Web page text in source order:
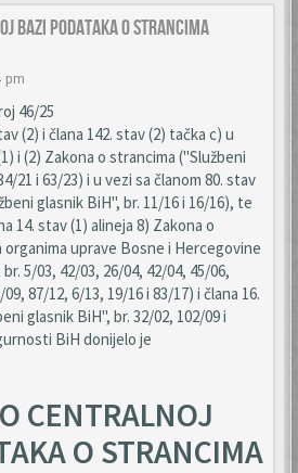
BAZI PODATAKA O STRANCIMA
pm
46/25
(2) i člana 142. stav (2) tačka c) u
i (2) Zakona o strancima ("Službeni
21 i 63/23) i u vezi sa članom 80. stav
glasnik BiH", br. 11/16 i 16/16), te
14. stav (1) alineja 8) Zakona o
uprave Bosne i Hercegovine
5/03, 42/03, 26/04, 42/04, 45/06,
87/12, 6/13, 19/16 i 83/17) i člana 16.
glasnik BiH", br. 32/02, 102/09 i
BiH donijelo je
CENTRALNOJ
O STRANCIMA